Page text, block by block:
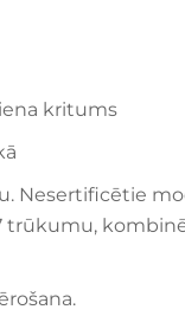
kritums
Nesertificētie
trūkumu,